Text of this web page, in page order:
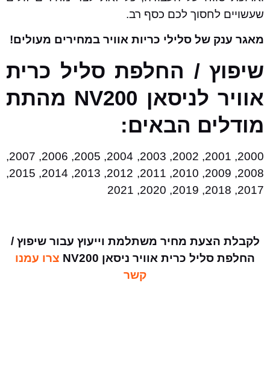
שעשויים לחסוך לכם כסף רב.
מאגר ענק של סלילי כריות אוויר במחירים מעולים!
שיפוץ / החלפת סליל כרית
אוויר לניסאן NV200 מהתת
מודלים הבאים:
2000, 2001, 2002, 2003, 2004, 2005, 2006, 2007,
2008, 2009, 2010, 2011, 2012, 2013, 2014, 2015,
2017, 2018, 2019, 2020, 2021
לקבלת הצעת מחיר משתלמת וייעוץ עבור שיפוץ /
החלפת סליל כרית אוויר ניסאן NV200
צרו עמנו
קשר